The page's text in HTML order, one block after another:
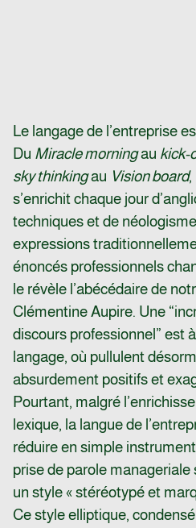
Le langage de l’entreprise
Du Miracle morningau kick-
sky thinkingau Vision board,
s’enrichit chaque jour
techniques et de
expressions
énoncés professionnels
le révèle l’abécédaire de
Clémentine Aupire. Une
discours professionnel” est
langage, où pullulent
absurdement positifs et
Pourtant, malgré
lexique, la langue de
réduire en simple
prise de parole
un style « stéréotypé et
Ce style elliptique,